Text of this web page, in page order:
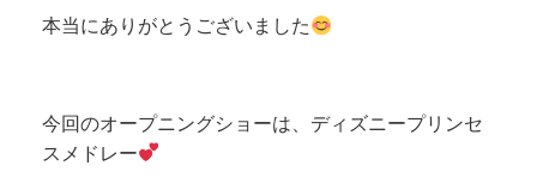
本当にありがとうございました
今回のオープニングショーは、ディズニープリンセ
スメドレー